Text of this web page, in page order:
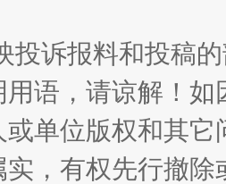
投诉报料和投稿
语，请谅解！
单位版权和其它
，有权先行撤